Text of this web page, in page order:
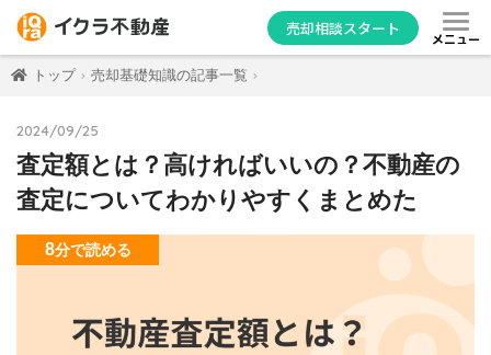
売却相談スタート
メニュー
トップ 売却基礎知識の記事一覧
2024/09/25
査定額とは？高ければいいの？不動産の
査定についてわかりやすくまとめた
8分で読める